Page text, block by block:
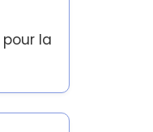
la